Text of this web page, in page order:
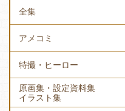
全集
アメコミ
特撮・ヒーロー
原画集・設定資料集
イラスト集